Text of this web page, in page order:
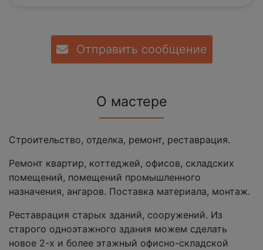
Отправить сообщение
О мастере
Строительство, отделка, ремонт, реставрация.
Ремонт квартир, коттеджей, офисов, складских
помещений, помещений промышленного
назначения, ангаров. Поставка материала, монтаж.
Реставрация старых зданий, сооружений. Из
старого одноэтажного здания можем сделать
новое 2-х и более этажный офисно-складской